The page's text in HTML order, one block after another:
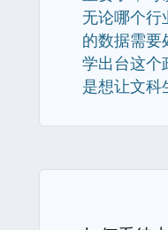
无论哪个
的数据需要
学出台这个
是想让文科